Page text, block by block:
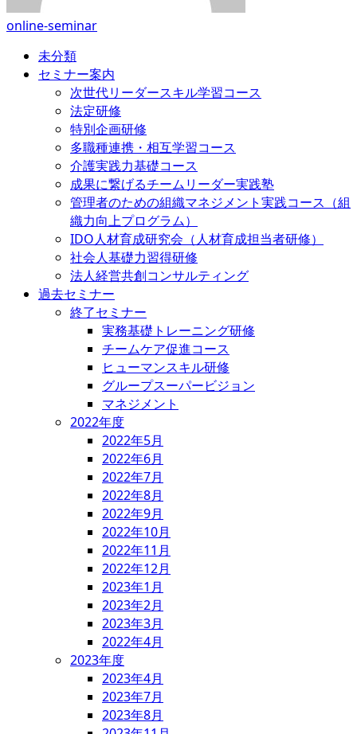
online-seminar
未分類
セミナー案内
次世代リーダースキル学習コース
法定研修
特別企画研修
多職種連携・相互学習コース
介護実践力基礎コース
成果に繋げるチームリーダー実践塾
管理者のための組織マネジメント実践コース（組
織力向上プログラム）
IDO人材育成研究会（人材育成担当者研修）
社会人基礎力習得研修
法人経営共創コンサルティング
過去セミナー
終了セミナー
実務基礎トレーニング研修
チームケア促進コース
ヒューマンスキル研修
グループスーパービジョン
マネジメント
2022年度
2022年5月
2022年6月
2022年7月
2022年8月
2022年9月
2022年10月
2022年11月
2022年12月
2023年1月
2023年2月
2023年3月
2022年4月
2023年度
2023年4月
2023年7月
2023年8月